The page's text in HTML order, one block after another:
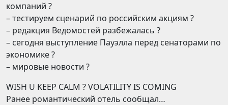
компаний ?
– тестируем сценарий по российским акциям ?
– редакция Ведомостей разбежалась ?
– сегодня выступление Пауэлла перед сенаторами по
экономике ?
– мировые новости ?
WISH U KEEP CALM ? VOLATILITY IS COMING
Ранее романтический отель сообщал…